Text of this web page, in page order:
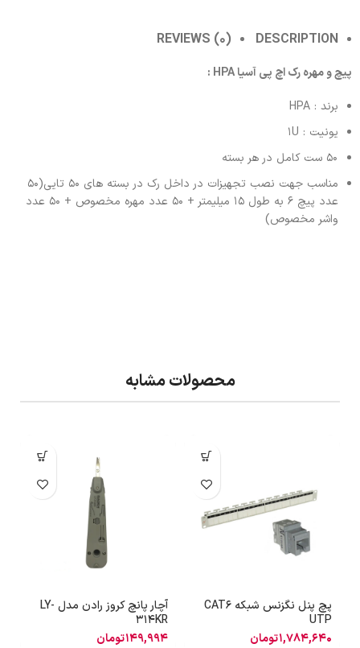
DESCRIPTION
REVIEWS (0)
پیچ و مهره رک اچ پی آسیا HPA :
برند : HPA
یونیت : 1U
مناسب جهت نصب تجهیزات در داخل رک در بسته های 50 تایی(50
عدد پیچ 6 به طول 15 میلیمتر + 50 عدد مهره مخصوص + 50 عدد
واشر مخصوص)
محصولات مشابه
پچ پنل نگزنس شبکه CAT6
UTP
1,784,640تومان
آچار پانچ کروز رادن مدل LY-
314KR
149,994تومان